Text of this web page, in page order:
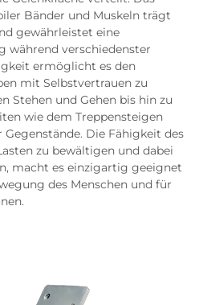
Bänder und Muskeln trägt
gewährleistet eine
während verschiedenster
ermöglicht es den
mit Selbstvertrauen zu
Stehen und Gehen bis hin zu
wie dem Treppensteigen
Die Fähigkeit des
zu bewältigen und dabei
macht es einzigartig geeignet
des Menschen und für